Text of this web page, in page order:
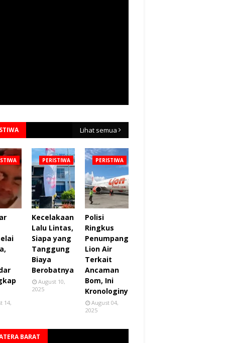
Lihat semua
14,
PERISTIWA
Kecelakaan
Lalu Lintas,
Siapa yang
Tanggung
Biaya
Berobatnya
August 10,
2025
PERISTIWA
Polisi
Ringkus
Penumpang
Lion Air
Terkait
Ancaman
Bom, Ini
Kronologinya
August 04,
2025
BARAT